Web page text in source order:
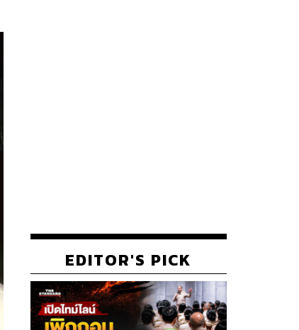
EDITOR'S PICK